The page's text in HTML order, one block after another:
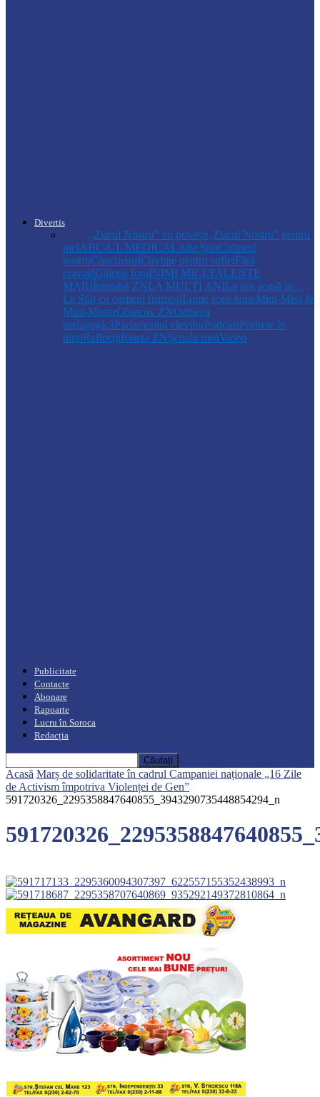
Divertis
,,Ziarul Nostru” cu povești„Ziarul Nostru” pentru
piciABC-UL MEDICALAlte ȘtiriCititorul
nostruConcursuriCuvinte pentru sufletFără
cravatăGalerie fotoINIMI MICI,TALENTE
MARIÎntreabă ZNLA MULŢI ANILa noi acasă la…
La Sfat cu oameni frumoșiLume soro lumeMini-Miss &
Mini-MisterObiectiv ZNOdiseea
pedagogicăParlamentul elevilorPodcastPortrete în
timpReflecțiiReteta ZNȘcoala meaVideo
Publicitate
Contacte
Abonare
Rapoarte
Lucru în Soroca
Redacția
Acasă Marș de solidaritate în cadrul Campaniei naționale „16 Zile
de Activism împotriva Violenței de Gen”
591720326_2295358847640855_3943290735448854294_n